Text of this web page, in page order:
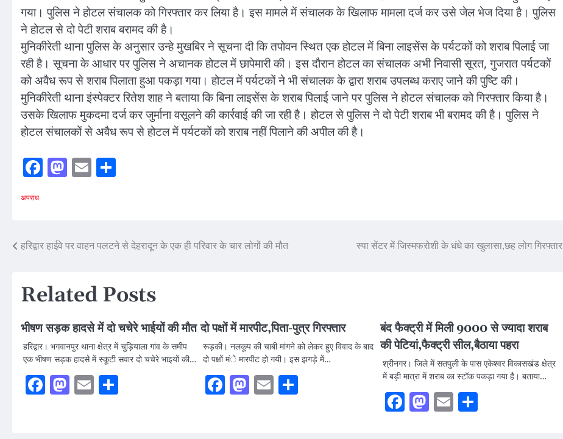
गया। पुलिस ने होटल संचालक को गिरफ्तार कर लिया है। इस मामले में संचालक के खिलाफ मामला दर्ज कर उसे जेल भेज दिया है। पुलिस
ने होटल से दो पेटी शराब बरामद की है।
मुनिकीरेती थाना पुलिस के अनुसार उन्हे मुखबिर ने सूचना दी कि तपोवन स्थित एक होटल में बिना लाइसेंस के पर्यटकों को शराब पिलाई जा
रही है। सूचना के आधार पर पुलिस ने अचानक होटल में छापेमारी की। इस दौरान होटल का संचालक अभी निवासी सूरत, गुजरात पर्यटकों
को अवैध रूप से शराब पिलाता हुआ पकड़ा गया। होटल में पर्यटकों ने भी संचालक के द्वारा शराब उपलब्ध कराए जाने की पुष्टि की।
मुनिकीरेती थाना इंस्पेक्टर रितेश शाह ने बताया कि बिना लाइसेंस के शराब पिलाई जाने पर पुलिस ने होटल संचालक को गिरफ्तार किया है।
उसके खिलाफ मुकदमा दर्ज कर जुर्माना वसूलने की कार्रवाई की जा रही है। होटल से पुलिस ने दो पेटी शराब भी बरामद की है। पुलिस ने
होटल संचालकों से अवैध रूप से होटल में पर्यटकों को शराब नहीं पिलाने की अपील की है।
Facebook
Mastodon
Email
अपराध
Post
हरिद्वार हाईवे पर वाहन पलटने से देहरादून के एक ही परिवार के चार लोगों की मौत स्पा सेंटर में जिस्मफरोशी के धंधे का खुलासा,छह लोग गिरफ्तार
Related Posts
भीषण सड़क हादसे में दो चचेरे भाईयों की मौत
हरिद्वार। भगवानपुर थाना क्षेत्र में चुड़ियाला गांव के समीप
एक भीषण सड़क हादसे में स्कूटी सवार दो चचेरे भाइयों की…
Facebook
Mastodon
Email
दो पक्षों में मारपीट,पिता-पुत्र गिरफ्तार
रूड़की। नलकूप की चाबी मांगने को लेकर हुए विवाद के बाद
दो पक्षों मंे मारपीट हो गयी। इस झगड़े में…
Facebook
Mastodon
Email
बंद फैक्ट्री में मिली 9000 से ज्यादा शराब
की पेटियां,फैक्ट्री सील,बैठाया पहरा
श्रीनगर। जिले में सतपुली के पास एकेश्वर विकासखंड क्षेत्र
में बड़ी मात्रा में शराब का स्टॉक पकड़ा गया है। बताया…
Facebook
Mastodon
Email